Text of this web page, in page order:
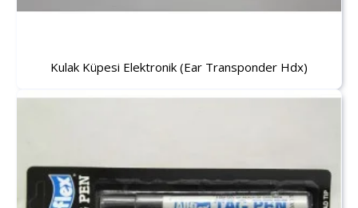
Kulak Küpesi Elektronik (Ear Transponder Hdx)